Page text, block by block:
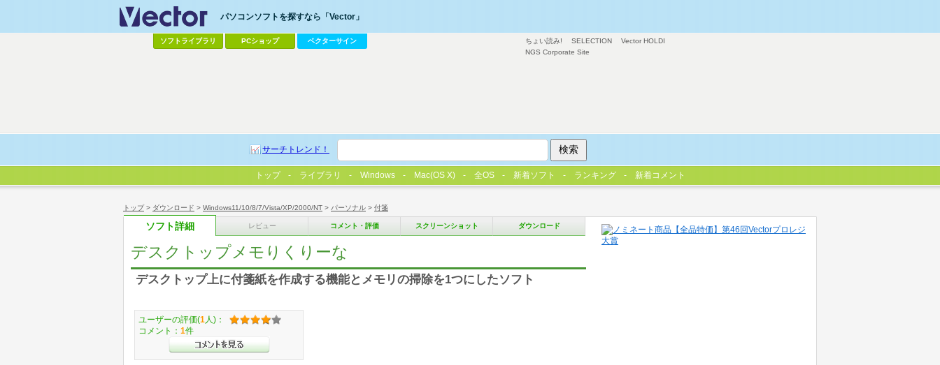
トップ> ダウンロード > Windows11/10/8/7/Vista/XP/2000/NT > パーソナル > 付箋
ソフト詳細 レビュー コメント・評価 スクリーンショット ダウンロード
デスクトップメモりくりーな
デスクトップ上に付箋紙を作成する機能とメモリの掃除を1つにしたソフト
ユーザーの評価(1 人)：
コメント： 1件
ちょい読み! SELECTION
Vector HOLDI
NGS Corporate Site
パソコンソフトを探すなら「Vector」
ソフトライブラリ PCショップ ベクターサイン
サーチトレンド！
トップ ライブラリ Windows Mac(OS X) 全OS 新着ソフト ランキング 新着コメント